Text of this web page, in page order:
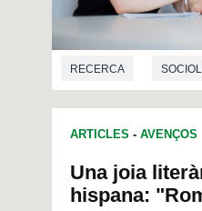
RECERCA
ARTICLES - AVENÇOS
Una joia
hispana: